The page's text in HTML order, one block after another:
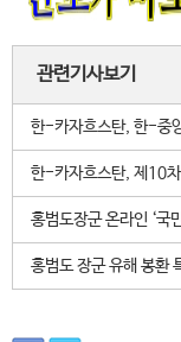
관련기사보기
한-카자흐스탄, 한-중
한-카자흐스탄, 제10차
홍범도장군 온라인 ‘국
홍범도 장군 유해 봉환